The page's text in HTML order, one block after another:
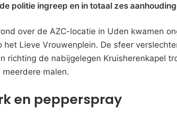
politie ingreep en in totaal zes
over de AZC-locatie in Uden kwamen
het Lieve Vrouwenplein. De sfeer
richting de nabijgelegen Kruisherenkapel
malen.
en pepperspray